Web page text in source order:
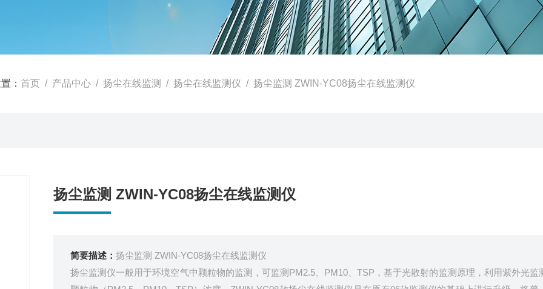
： 首页 / 产品中心 / 扬尘在线监测 / 扬尘在线监测仪 / 扬尘监测 ZWIN-YC08扬尘在线监测仪
扬尘监测 ZWIN-YC08扬尘在线监测仪
简要描述： 扬尘监测 ZWIN-YC08扬尘在线监测仪
扬尘监测仪一般用于环境空气中颗粒物的监测，可监测PM2.5、PM10、TSP，基于光散射的监测原理，利用紫外光监